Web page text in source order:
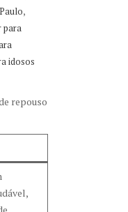
,
para
idosos
repouso